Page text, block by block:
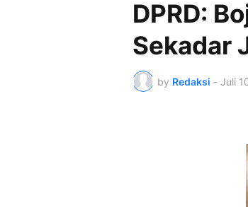
DPRD:
Sekadar
by Redaksi - Juli